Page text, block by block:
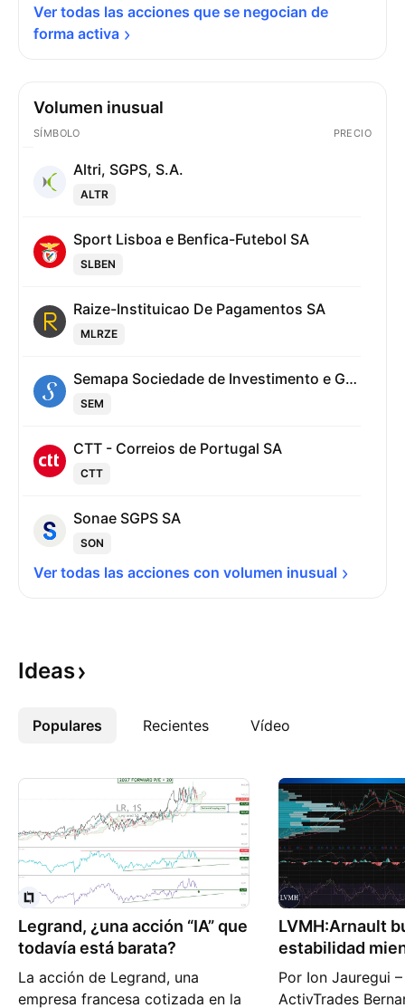
Ver todas las acciones que se negocian de
forma activa
Volumen inusual
SÍMBOLO PRECIO
Altri, SGPS, S.A.
ALTR
Sport Lisboa e Benfica-Futebol SA
SLBEN
Raize-Instituicao De Pagamentos SA
MLRZE
Semapa Sociedade de Investimento e Gestao SGPS SA
SEM
CTT - Correios de Portugal SA
CTT
Sonae SGPS SA
SON
Ver todas las acciones con volumen inusual
Ideas
Populares Recientes Vídeo
Más
Legrand, ¿una acción “IA” que
todavía está barata?
La acción de Legrand, una
empresa francesa cotizada en la
LVMH:Arnault
estabilidad
afronta
Por Ion Jauregui
ActivTrades